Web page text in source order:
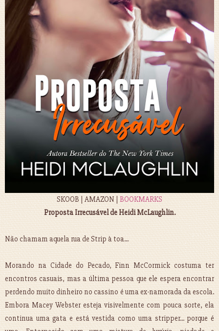
SKOOB | AMAZON | BOOKMARKS
Proposta Irrecusável de Heidi McLaughlin.
Não chamam aquela rua de Strip à toa...
Morando na Cidade do Pecado, Finn McCormick costuma ter
encontros casuais, mas a última pessoa que ele espera encontrar
perdendo muito dinheiro no cassino é uma ex-namorada da escola.
Embora Macey Webster esteja visivelmente com pouca sorte, ela
continua uma gata e está vestida como uma stripper... porque é